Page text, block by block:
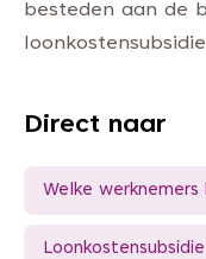
besteden aan de
Direct naar
Welke
Loonkostensubsidie